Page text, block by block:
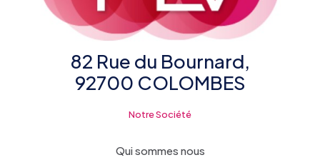
82 Rue du Bournard,
92700 COLOMBES
Notre Société
Qui sommes nous